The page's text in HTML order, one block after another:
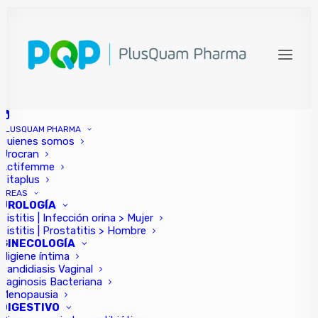
PLUSQUAM PHARMA
Quienes somos
Urocran
Actifemme
Vitaplus
ÁREAS
UROLOGÍA
Cistitis | Infección orina > Mujer
Cistitis | Prostatitis > Hombre
GINECOLOGÍA
Higiene íntima
Candidiasis Vaginal
Vaginosis Bacteriana
Menopausia
DIGESTIVO
UROCRAN® RAPID: UNA
CISTITIS AGUDA
18 FEBRERO, 2026
La cistitis aguda no complicada continúa siendo uno
de los procesos infecciosos más prevalentes en la
práctica clínica ambulatoria. El mecanismo de la